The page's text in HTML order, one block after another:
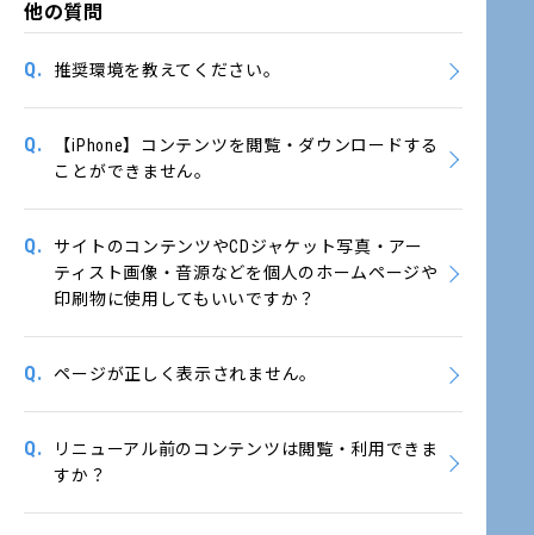
他の質問
Q. 推奨環境を教えてください。
Q.
【iPhone】コンテンツを閲覧・ダウンロードする
ことができません。
Q.
サイトのコンテンツやCDジャケット写真・アー
ティスト画像・音源などを個人のホームページや
印刷物に使用してもいいですか？
Q. ページが正しく表示されません。
Q.
リニューアル前のコンテンツは閲覧・利用できま
すか？